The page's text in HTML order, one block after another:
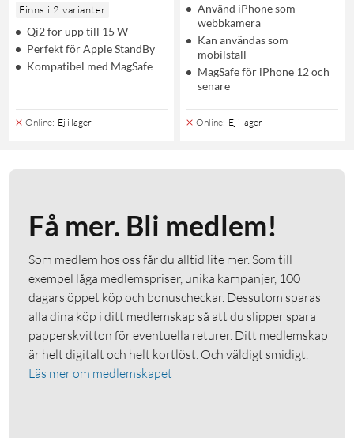
Finns i 2 varianter
Qi2 för upp till 15 W
Perfekt för Apple StandBy
Kompatibel med MagSafe
Online: Ej i lager
Använd iPhone som
webbkamera
Kan användas som
mobilställ
MagSafe för iPhone 12 och
senare
Online: Ej i lager
Få mer. Bli medlem!
Som medlem hos oss får du alltid lite mer. Som till
exempel låga medlemspriser, unika kampanjer, 100
dagars öppet köp och bonuscheckar. Dessutom sparas
alla dina köp i ditt medlemskap så att du slipper spara
papperskvitton för eventuella returer. Ditt medlemskap
är helt digitalt och helt kortlöst. Och väldigt smidigt.
Läs mer om medlemskapet